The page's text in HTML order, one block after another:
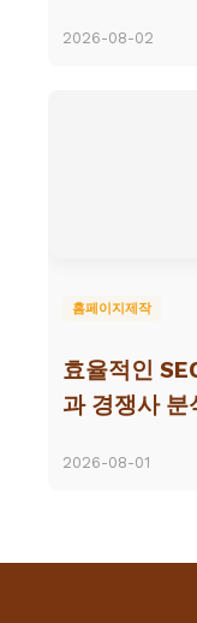
2026-08-02
홈페이지제작
효율적인
과 경쟁사 분
2026-08-01